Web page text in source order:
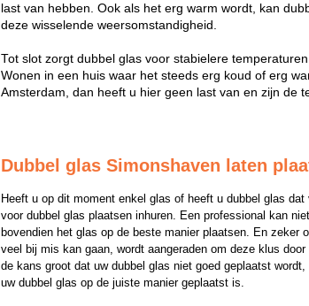
last van hebben. Ook als het erg warm wordt, kan
deze wisselende weersomstandigheid.
Tot slot zorgt dubbel glas voor stabielere
Wonen in een huis waar het steeds erg koud of erg
Amsterdam, dan heeft u hier geen last van en zijn de
Dubbel glas Simonshaven laten
Heeft u op dit moment enkel glas of heeft u dubbel glas
voor dubbel glas plaatsen inhuren. Een professional kan
bovendien het glas op de beste manier plaatsen. En
veel bij mis kan gaan, wordt aangeraden om deze klus
de kans groot dat uw dubbel glas niet goed geplaatst
uw dubbel glas op de juiste manier geplaatst is.